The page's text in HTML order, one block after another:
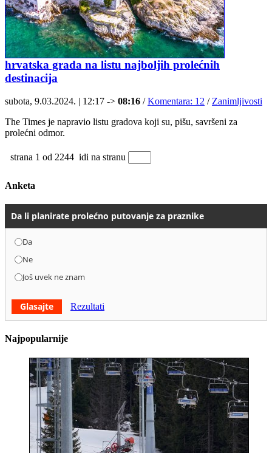
hrvatska grada na listu najboljih prolećnih
destinacija
subota, 9.03.2024. | 12:17 -> 08:16 / Komentara: 12 / Zanimljivosti
The Times je napravio listu gradova koji su, pišu, savršeni za
prolećni odmor.
strana 1 od 2244 idi na stranu
Anketa
Da li planirate prolećno putovanje za praznike
Da
Ne
Još uvek ne znam
Glasajte Rezultati
Najpopularnije